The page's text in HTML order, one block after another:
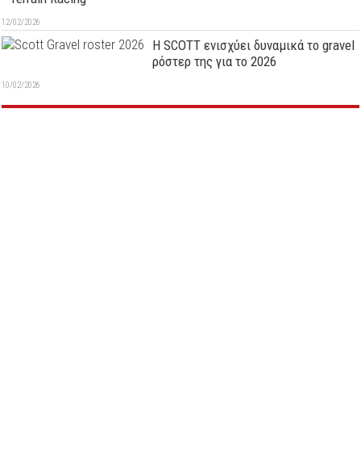
12/02/2026
Η SCOTT ενισχύει δυναμικά το gravel
ρόστερ της για το 2026
10/02/2026